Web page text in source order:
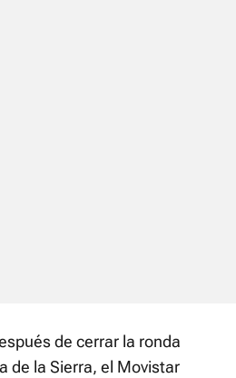
de cerrar la ronda
de la Sierra, el Movistar